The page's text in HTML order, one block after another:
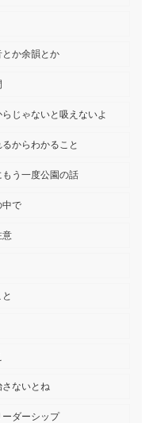
か余韻とか
じゃないと吸えないよ
からわかること
う一度公園の話
中で
意
さないとね
ーダーシップ